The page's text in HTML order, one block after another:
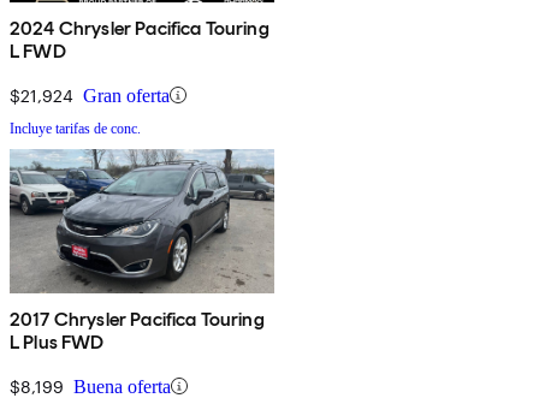
2024 Chrysler Pacifica Touring
L FWD
$21,924 Gran oferta
Incluye tarifas de conc.
2017 Chrysler Pacifica Touring
L Plus FWD
$8,199 Buena oferta